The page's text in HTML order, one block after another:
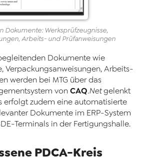
Dokumente: Werksprüfzeugnisse,
Arbeits- und Prüfanweisungen
Dokumente wie
Verpackungsanweisungen, Arbeits-
werden bei MTG über das
von CAQ.Netgelenkt
erfolgt zudem eine automatisierte
Dokumente im ERP-System
Terminals in der Fertigungshalle.
PDCA-Kreis